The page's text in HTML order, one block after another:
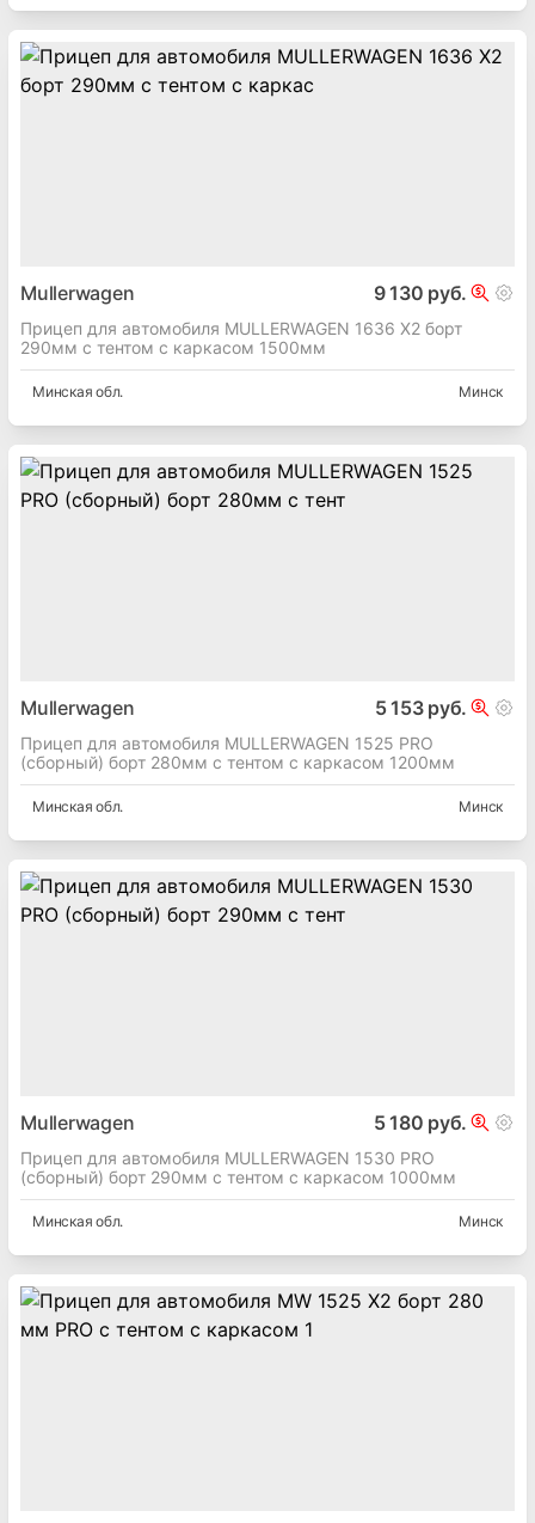
Mullerwagen 9 130 руб.
Прицеп для автомобиля MULLERWAGEN 1636 X2 борт
290мм с тентом с каркасом 1500мм
Минская обл. Минск
Mullerwagen 5 153 руб.
Прицеп для автомобиля MULLERWAGEN 1525 PRO
(сборный) борт 280мм с тентом с каркасом 1200мм
Минская обл. Минск
Mullerwagen 5 180 руб.
Прицеп для автомобиля MULLERWAGEN 1530 PRO
(сборный) борт 290мм с тентом с каркасом 1000мм
Минская обл. Минск